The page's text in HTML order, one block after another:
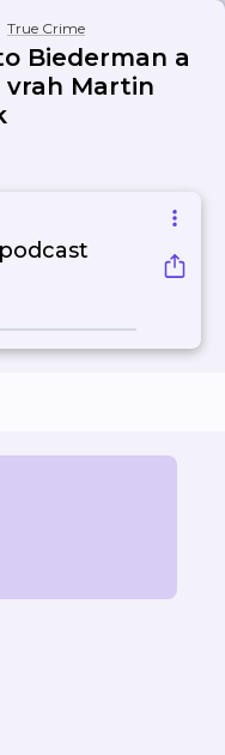
True Crime
Biederman a
vrah Martin